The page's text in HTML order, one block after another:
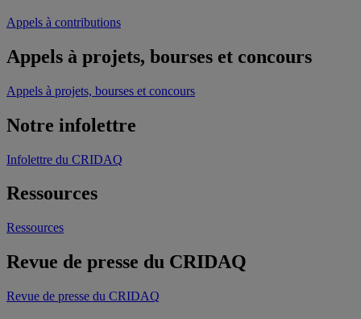
Appels à contributions
Appels à projets, bourses et concours
Appels à projets, bourses et concours
Notre infolettre
Infolettre du CRIDAQ
Ressources
Ressources
Revue de presse du CRIDAQ
Revue de presse du CRIDAQ